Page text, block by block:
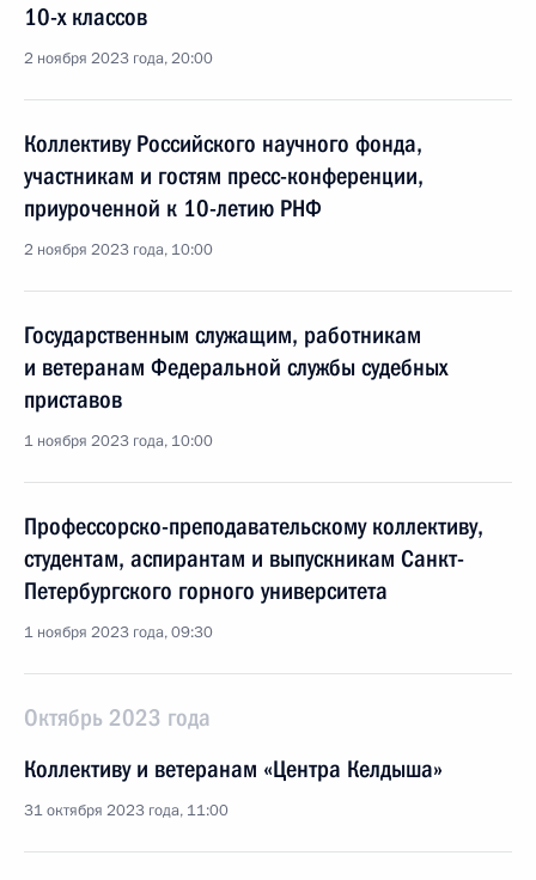
10-х классов
2 ноября 2023 года, 20:00
Коллективу Российского научного фонда,
участникам и гостям пресс-конференции,
приуроченной к 10-летию РНФ
2 ноября 2023 года, 10:00
Государственным служащим, работникам
и ветеранам Федеральной службы судебных
приставов
1 ноября 2023 года, 10:00
Профессорско-преподавательскому коллективу,
студентам, аспирантам и выпускникам Санкт-
Петербургского горного университета
1 ноября 2023 года, 09:30
Октябрь 2023 года
Коллективу и ветеранам «Центра Келдыша»
31 октября 2023 года, 11:00